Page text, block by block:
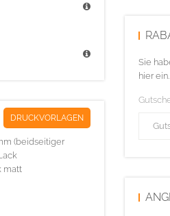
DRUCKVORLAGEN
(beidseitiger
matt
Sie
hier ein.